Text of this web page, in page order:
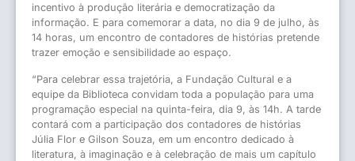
incentivo à produção literária e democratização da
informação. E para comemorar a data, no dia 9 de julho, às
14 horas, um encontro de contadores de histórias pretende
trazer emoção e sensibilidade ao espaço.
“Para celebrar essa trajetória, a Fundação Cultural e a
equipe da Biblioteca convidam toda a população para uma
programação especial na quinta-feira, dia 9, às 14h. A tarde
contará com a participação dos contadores de histórias
Júlia Flor e Gilson Souza, em um encontro dedicado à
literatura, à imaginação e à celebração de mais um capítulo